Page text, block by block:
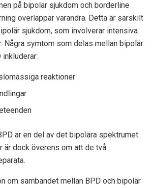
på bipolär sjukdom och borderline
överlappar varandra. Detta är särskilt
sjukdom, som involverar intensiva
Några symtom som delas mellan bipolär
inkluderar:
reaktioner
är en del av det bipolära spektrumet.
är dock överens om att de två
om sambandet mellan BPD och bipolär